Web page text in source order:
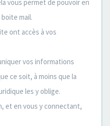
vous permet de pouvoir en
mail.
ont accès à vos
vos informations
ce soit, à moins que la
les y oblige.
et en vous y connectant,